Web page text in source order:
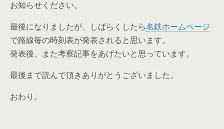
お知らせください。
最後になりましたが、しばらくしたら名鉄ホームページ
で路線毎の時刻表が発表されると思います。
発表後、また考察記事をあげたいと思っています。
最後まで読んで頂きありがとうございました。
おわり。